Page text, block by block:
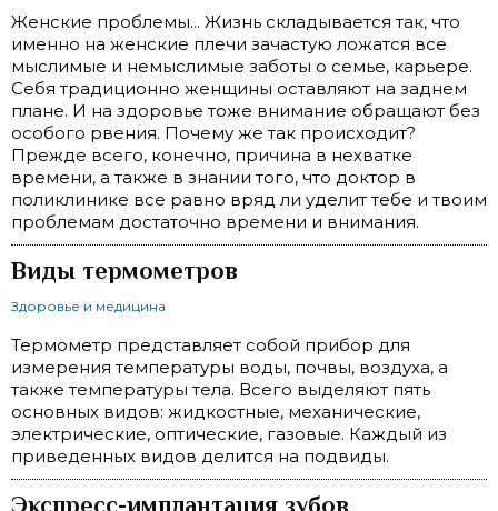
Женские проблемы... Жизнь складывается так, что
именно на женские плечи зачастую ложатся все
мыслимые и немыслимые заботы о семье, карьере.
Себя традиционно женщины оставляют на заднем
плане. И на здоровье тоже внимание обращают без
особого рвения. Почему же так происходит?
Прежде всего, конечно, причина в нехватке
времени, а также в знании того, что доктор в
поликлинике все равно вряд ли уделит тебе и твоим
проблемам достаточно времени и внимания.
Виды термометров
Здоровье и медицина
Термометр представляет собой прибор для
измерения температуры воды, почвы, воздуха, а
также температуры тела. Всего выделяют пять
основных видов: жидкостные, механические,
электрические, оптические, газовые. Каждый из
приведенных видов делится на подвиды.
Экспресс-имплантация зубов